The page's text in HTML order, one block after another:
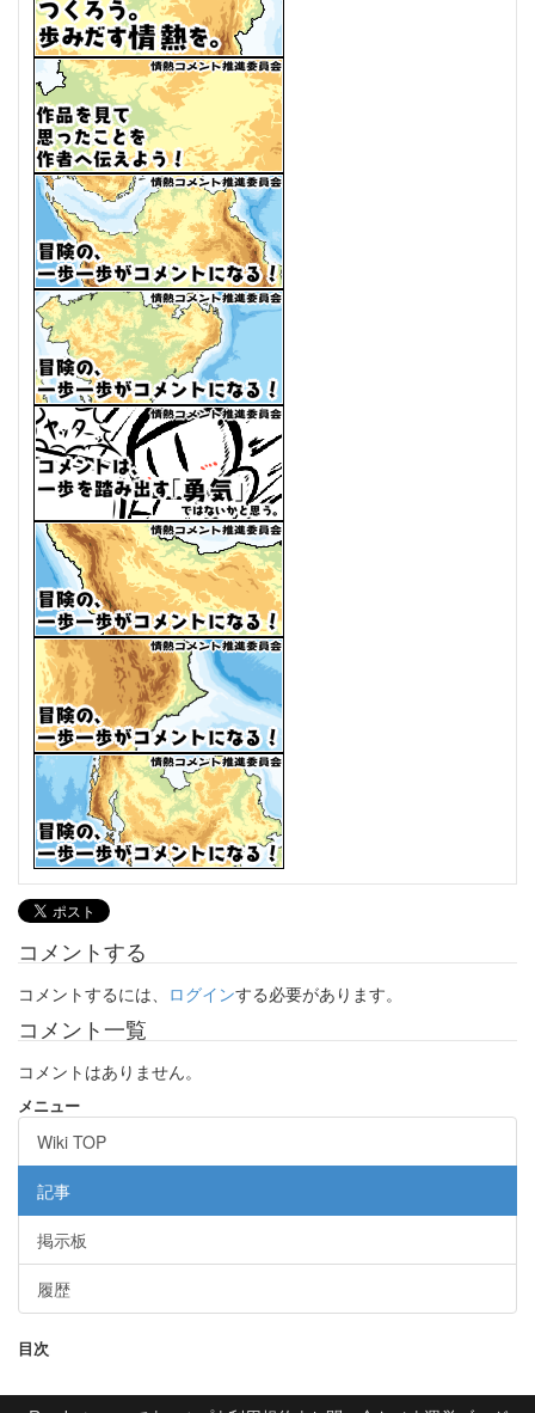
コメントする
コメントするには、 ログインする必要があります。
コメント一覧
コメントはありません。
メニュー
Wiki TOP
記事
掲示板
履歴
目次